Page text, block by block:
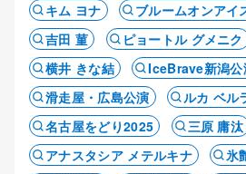
キム ヨナ
ブルームオンアイ
吉田 菫
ピョートル グメニク
横井 きな結
IceBrave新潟公
滑走屋・広島公演
ルカ ベル
名古屋をどり2025
三原 庸汰
アナスタシア メテルキナ
氷